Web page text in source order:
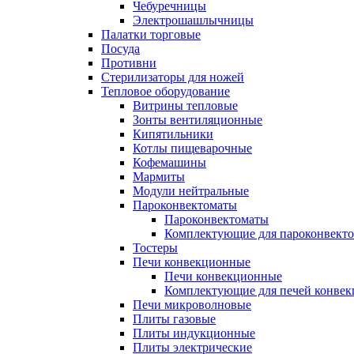
Чебуречницы
Электрошашлычницы
Палатки торговые
Посуда
Противни
Стерилизаторы для ножей
Тепловое оборудование
Витрины тепловые
Зонты вентиляционные
Кипятильники
Котлы пищеварочные
Кофемашины
Мармиты
Модули нейтральные
Пароконвектоматы
Пароконвектоматы
Комплектующие для
Тостеры
Печи конвекционные
Печи конвекционные
Комплектующие для печей
Печи микроволновые
Плиты газовые
Плиты индукционные
Плиты электрические